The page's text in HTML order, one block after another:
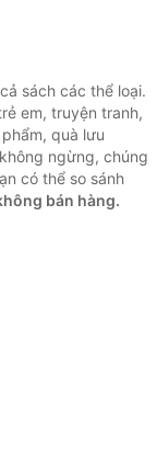
sách các thể loại.
em, truyện tranh,
quà lưu
ngừng, chúng
có thể so sánh
bán hàng.